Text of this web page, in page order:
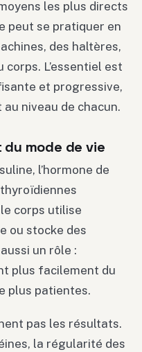
les plus directs
peut se pratiquer en
des haltères,
L’essentiel est
et progressive,
niveau de chacun.
mode de vie
l’hormone de
corps utilise
ou stocke des
un rôle :
plus facilement du
plus patientes.
pas les résultats.
la régularité des